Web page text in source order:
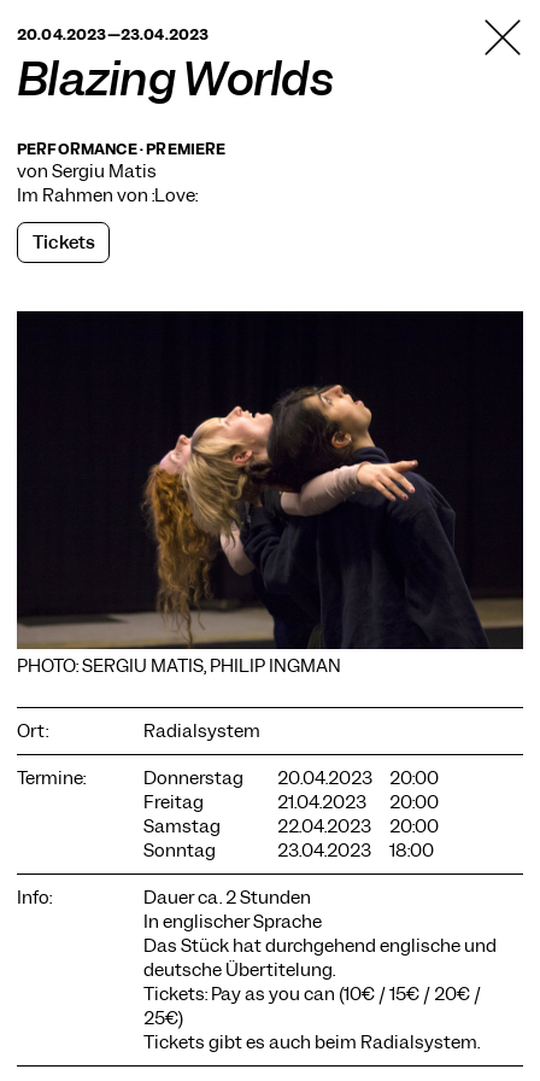
BERLIN
20.04.2023—23.04.2023
Blazing Worlds
PERFORMANCE · PREMIERE
von Sergiu Matis
Im Rahmen von :Love:
Tickets
PHOTO: SERGIU MATIS, PHILIP INGMAN
Ort:
Radialsystem
Termine:
Donnerstag 20.04.2023
20:00
Freitag
21.04.2023
20:00
Samstag
22.04.2023
20:00
Sonntag
23.04.2023
18:00
Info:
Dauer ca. 2 Stunden
In englischer Sprache
Das Stück hat durchgehend englische und
deutsche Übertitelung.
Tickets: Pay as you can (10€ / 15€ / 20€ /
25€)
Tickets gibt es auch beim Radialsystem.
COOKIE-EINSTELLUNGEN
Wir verwenden Cookies und Inhalte externer Anbieter auf
unserer Website. Notwendige Cookies sind essenziell, damit
Sie die Website nutzen können. Andere Cookies helfen uns,
die Website weiterzuentwickeln. Sie können Ihre Einwilligung
jederzeit widerrufen. Bitte besuchen Sie unsere
Datenschutzerklärung für weitere Informationen. Unten
können Sie auswählen, welche Technologien Sie zulassen
Notwendige Cookies
Externe Medien
Statistiken
Nur notwendige Alle akzeptieren Speichern